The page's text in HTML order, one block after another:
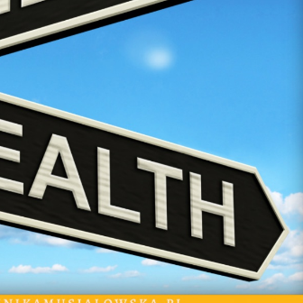
Kiedy
aktywność
fizyczna
szkodzi?